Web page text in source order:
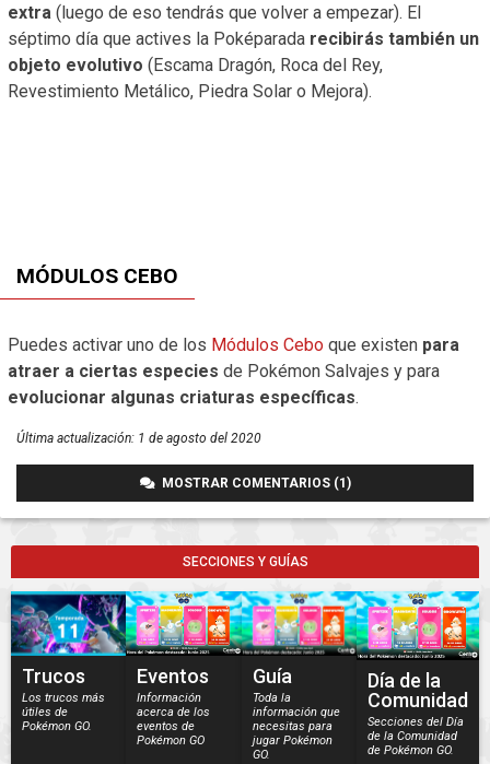
extra (luego de eso tendrás que volver a empezar). El
séptimo día que actives la Poképarada recibirás también un
objeto evolutivo (Escama Dragón, Roca del Rey,
Revestimiento Metálico, Piedra Solar o Mejora).
MÓDULOS CEBO
Puedes activar uno de los Módulos Cebo que existen para
atraer a ciertas especies de Pokémon Salvajes y para
evolucionar algunas criaturas específicas.
Última actualización: 1 de agosto del 2020
MOSTRAR COMENTARIOS (1)
SECCIONES Y GUÍAS
Trucos
Los trucos más
útiles de
Pokémon GO.
Eventos
Información
acerca de los
eventos de
Pokémon GO
Guía
Toda la
información que
necesitas para
jugar Pokémon
GO.
Día de la
Comunidad
Secciones del Día
de la Comunidad
de Pokémon GO.